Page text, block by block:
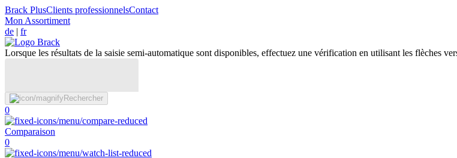
Brack PlusClients professionnelsContact
Mon Assortiment
de | fr
Lorsque les résultats de la saisie semi-automatique sont disponibles, effectuez une vérification en utilisant les flèches
Rechercher
0
Comparaison
0